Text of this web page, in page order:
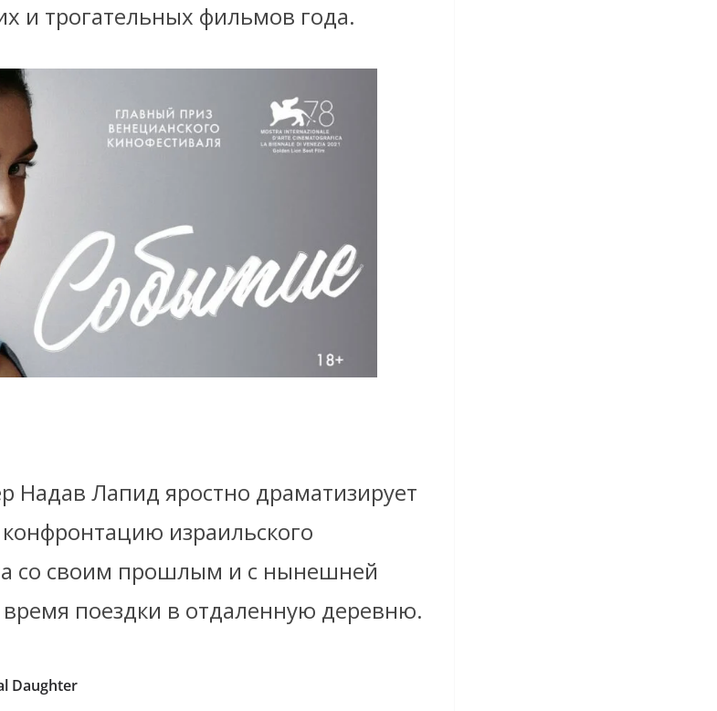
и трогательных фильмов года.
Надав Лапид яростно драматизирует
израильского
со своим прошлым и с нынешней
поездки в отдаленную деревню.
Daughter